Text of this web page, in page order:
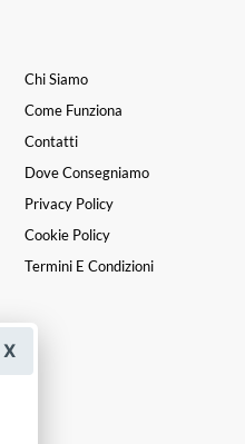
Chi Siamo
Come Funziona
Contatti
Dove Consegniamo
Privacy Policy
Cookie Policy
Termini E Condizioni
X